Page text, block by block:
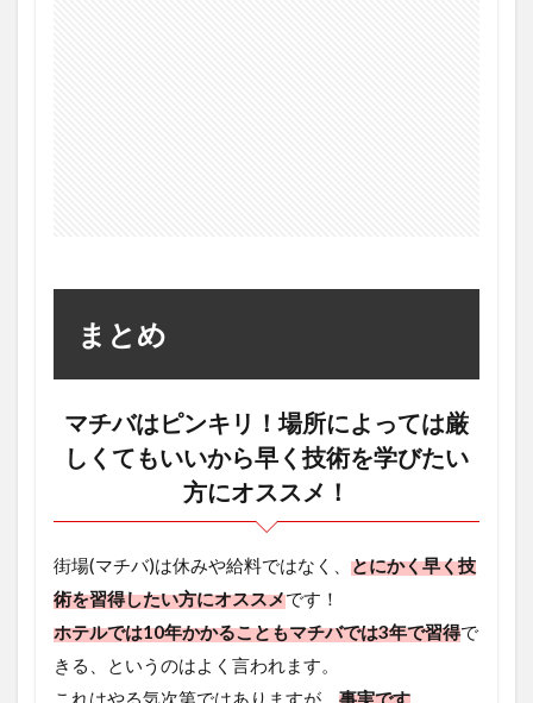
まとめ
マチバはピンキリ！場所によっては厳
しくてもいいから早く技術を学びたい
方にオススメ！
街場(マチバ)は休みや給料ではなく、 とにかく早く技
術を習得したい方にオススメです！
ホテルでは10年かかることもマチバでは3年で習得で
きる、というのはよく言われます。
これはやる気次第ではありますが、 事実です